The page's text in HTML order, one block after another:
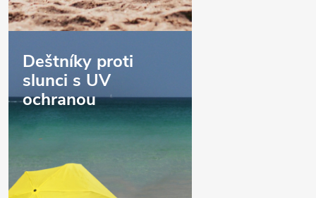
Deštníky proti
slunci s UV
ochranou